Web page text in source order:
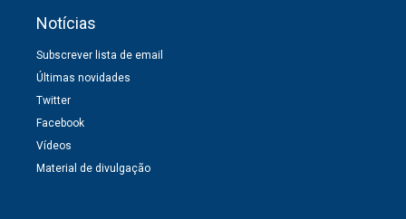
Notícias
Subscrever lista de email
Últimas novidades
Twitter
Facebook
Vídeos
Material de divulgação